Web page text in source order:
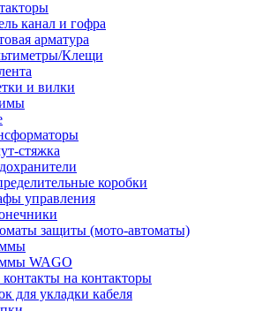
канал и гофра
арматура
Клещи
и вилки
стяжка
коробки
управления
защиты (мото-автоматы)
WAGO
на контакторы
для укладки кабеля